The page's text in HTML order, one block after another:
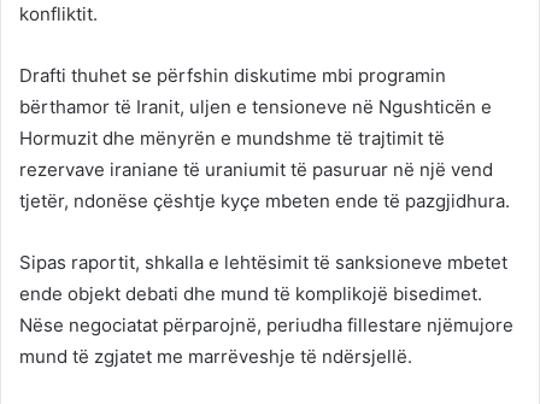
konfliktit.
Drafti thuhet se përfshin diskutime mbi programin
bërthamor të Iranit, uljen e tensioneve në Ngushticën e
Hormuzit dhe mënyrën e mundshme të trajtimit të
rezervave iraniane të uraniumit të pasuruar në një vend
tjetër, ndonëse çështje kyçe mbeten ende të pazgjidhura.
Sipas raportit, shkalla e lehtësimit të sanksioneve mbetet
ende objekt debati dhe mund të komplikojë bisedimet.
Nëse negociatat përparojnë, periudha fillestare njëmujore
mund të zgjatet me marrëveshje të ndërsjellë.